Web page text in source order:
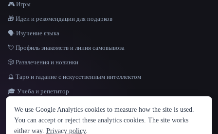
ЯЗЫК
English español Français Русский 简体中文
Hindi
🎮 Игры
🎁 Идеи и рекомендации для подарков
🗣️ Изучение языка
💘 Профиль знакомств и линия самовывоза
🎲 Развлечения и новинки
🔮 Таро и гадание с искусственным интеллектом
🎓 Учеба и репетитор
© 2026 That AI Collection. Все права защищены.
We use Google Analytics cookies to measure how the site is used.
You can accept or reject these analytics cookies. The site works
either way. Privacy policy.